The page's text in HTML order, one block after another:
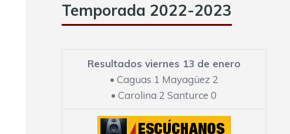
Temporada 2022-2023
Resultados viernes 13 de enero
• Caguas 1 Mayagüez 2
•Carolina 2 Santurce 0